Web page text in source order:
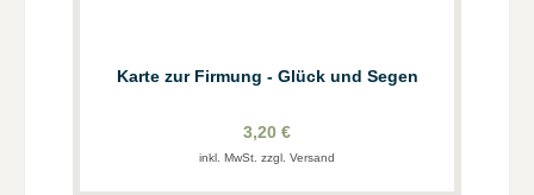
Karte zur Firmung - Glück und Segen
3,20 €
inkl. MwSt. zzgl. Versand